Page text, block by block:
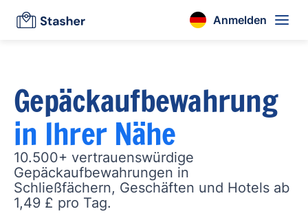
Anmelden
Gepäckaufbewahrung
in Ihrer Nähe
10.500+ vertrauenswürdige
Gepäckaufbewahrungen in
Schließfächern, Geschäften und Hotels ab
1,49 £ pro Tag.